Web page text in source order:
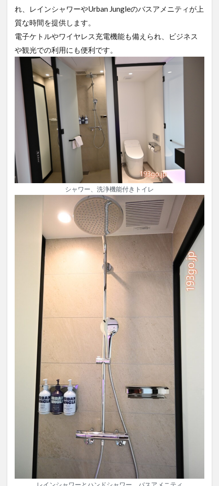
れ、レインシャワーやUrban Jungleのバスアメニティが上
質な時間を提供します。
電子ケトルやワイヤレス充電機能も備えられ、ビジネス
や観光での利用にも便利です。
シャワー、洗浄機能付きトイレ